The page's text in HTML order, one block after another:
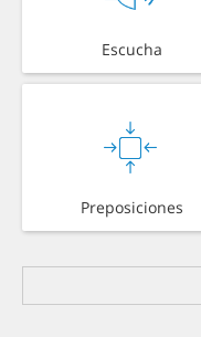
Escucha
Preposiciones